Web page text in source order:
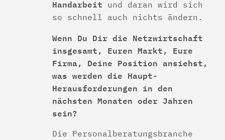
Handarbeit und daran wird sich
so schnell auch nichts ändern.
Wenn Du Dir die Netzwirtschaft
insgesamt, Euren Markt, Eure
Firma, Deine Position ansiehst,
was werden die Haupt-
Herausforderungen in den
nächsten Monaten oder Jahren
sein?
Die Personalberatungsbranche